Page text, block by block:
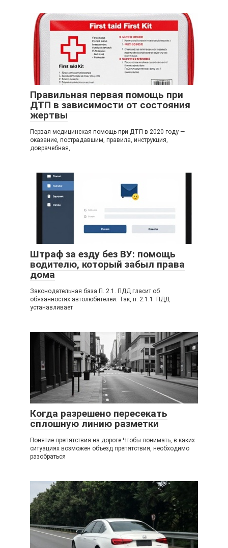
Правильная первая помощь при
ДТП в зависимости от состояния
жертвы
Первая медицинская помощь при ДТП в 2020 году —
оказание, пострадавшим, правила, инструкция,
доврачебная,
Штраф за езду без ВУ: помощь
водителю, который забыл права
дома
Законодательная база П. 2.1. ПДД гласит об
обязанностях автолюбителей. Так, п. 2.1.1. ПДД
устанавливает
Когда разрешено пересекать
сплошную линию разметки
Понятие препятствия на дороге Чтобы понимать, в каких
ситуациях возможен объезд препятствия, необходимо
разобраться